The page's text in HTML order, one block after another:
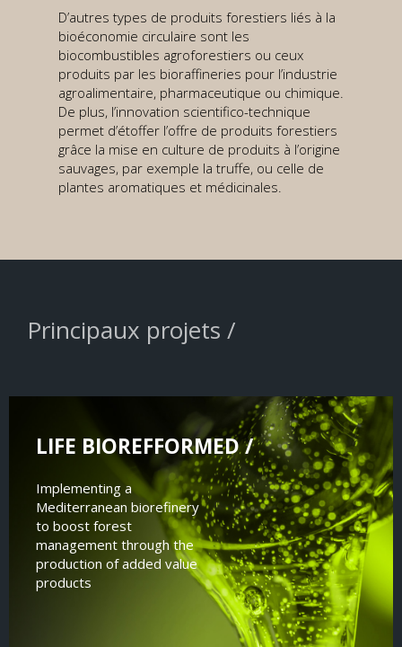
D’autres types de produits forestiers liés à la
bioéconomie circulaire sont les
biocombustibles agroforestiers ou ceux
produits par les bioraffineries pour l’industrie
agroalimentaire, pharmaceutique ou chimique.
De plus, l’innovation scientifico-technique
permet d’étoffer l’offre de produits forestiers
grâce la mise en culture de produits à l’origine
sauvages, par exemple la truffe, ou celle de
plantes aromatiques et médicinales.
Principaux projets /
LIFE BIOREFFORMED /
Implementing a
Mediterranean biorefinery
to boost forest
management through the
production of added value
products